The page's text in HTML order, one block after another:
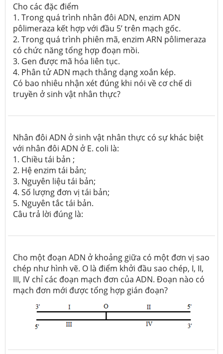
Cho các đặc điểm
1. Trong quá trình nhân đôi ADN, enzim ADN
pôlimeraza kết hợp với đầu 5’ trên mạch gốc.
2. Trong quá trình phiên mã, enzim ARN pôlimeraza
có chức năng tổng hợp đoạn mồi.
3. Gen được mã hóa liên tục.
4. Phân tử ADN mạch thẳng dạng xoắn kép.
Có bao nhiêu nhận xét đúng khi nói về cơ chế di
truyền ở sinh vật nhân thực?
Nhân đôi ADN ở sinh vật nhân thực có sự khác biệt
với nhân đôi ADN ở E. coli là:
1. Chiều tái bản ;
2. Hệ enzim tái bản;
3. Nguyên liệu tái bản;
4. Số lượng đơn vị tái bản;
5. Nguyên tắc tái bản.
Câu trả lời đúng là:
Cho một đoạn ADN ở khoảng giữa có một đơn vị sao
chép như hình vẽ. O là điểm khởi đầu sao chép, I, II,
III, IV chỉ các đoạn mạch đơn của ADN. Đoạn nào có
mạch đơn mới được tổng hợp gián đoạn?